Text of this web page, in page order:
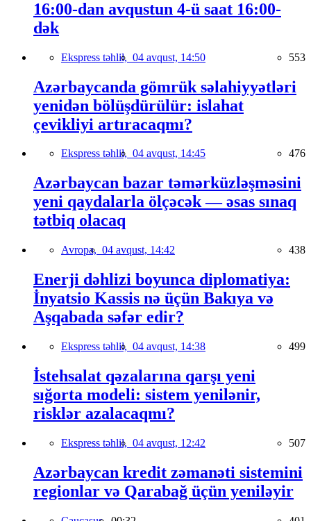
16:00-dan avqustun 4-ü saat 16:00-
dək
Ekspress təhlil, 04 avqust, 14:50 553
Azərbaycanda gömrük səlahiyyətləri
yenidən bölüşdürülür: islahat
çevikliyi artıracaqmı?
Ekspress təhlil, 04 avqust, 14:45 476
Azərbaycan bazar təmərküzləşməsini
yeni qaydalarla ölçəcək — əsas sınaq
tətbiq olacaq
Avropa, 04 avqust, 14:42 438
Enerji dəhlizi boyunca diplomatiya:
İnyatsio Kassis nə üçün Bakıya və
Aşqabada səfər edir?
Ekspress təhlil, 04 avqust, 14:38 499
İstehsalat qəzalarına qarşı yeni
sığorta modeli: sistem yenilənir,
risklər azalacaqmı?
Ekspress təhlil, 04 avqust, 12:42 507
Azərbaycan kredit zəmanəti sistemini
regionlar və Qarabağ üçün yeniləyir